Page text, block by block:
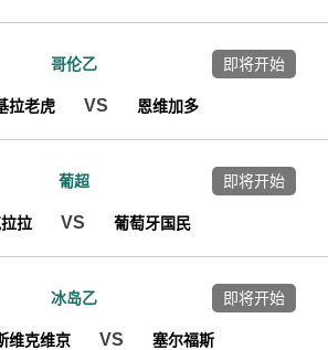
哥伦乙
拉老虎 VS 恩维加多
即将开始
葡超
拉 VS 葡萄牙国民
即将开始
冰岛乙
维克维京 VS 塞尔福斯
即将开始